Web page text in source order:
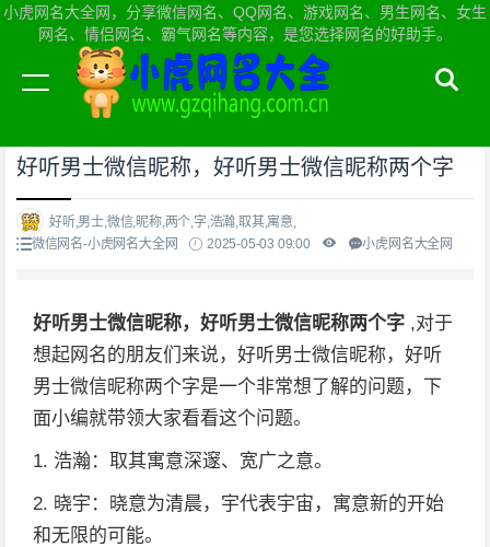
小虎网名大全网，分享微信网名、QQ网名、游戏网名、男生网名、女生
网名、情侣网名、霸气网名等内容，是您选择网名的好助手。
当前位置：小虎网名大全网首页>微信网名
好听男士微信昵称，好听男士微信昵称两个字
好听,男士,微信,昵称,两个,字,浩瀚,取其,寓意,
微信网名-小虎网名大全网
2025-05-03 09:00 小虎网名大全网
好听男士微信昵称，好听男士微信昵称两个字 ,对于
想起网名的朋友们来说，好听男士微信昵称，好听
男士微信昵称两个字是一个非常想了解的问题，下
面小编就带领大家看看这个问题。
1. 浩瀚：取其寓意深邃、宽广之意。
2. 晓宇：晓意为清晨，宇代表宇宙，寓意新的开始
和无限的可能。